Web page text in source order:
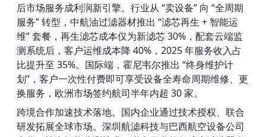
后市场服务成利润新引擎。行业从 “卖设备” 向 “全周期
服务” 转型，中航油过滤器材推出 “滤芯再生 + 智能运
维” 套餐，再生滤芯成本仅为新滤芯 30%，配套云端监
测系统后，客户运维成本降 40%，2025 年服务收入占
比提升至 35%。国际端，霍尼韦尔推出 “终身维护计
划”，客户一次性付费即可享受设备全寿命周期维修、更
换服务，欧洲市场签约航司半年内超 30 家。
跨境合作加速技术落地。国内企业通过技术授权、联合
研发拓展全球市场。深圳航滤科技与巴西航空设备公司